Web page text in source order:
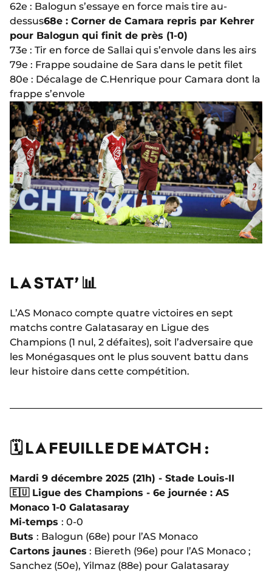
62e : Balogun s’essaye en force mais tire au-
dessus68e : Corner de Camara repris par Kehrer
pour Balogun qui finit de près (1-0)
73e : Tir en force de Sallai qui s’envole dans les airs
79e : Frappe soudaine de Sara dans le petit filet
80e : Décalage de C.Henrique pour Camara dont la
frappe s’envole
LA STAT’ 📊
L’AS Monaco compte quatre victoires en sept
matchs contre Galatasaray en Ligue des
Champions (1 nul, 2 défaites), soit l’adversaire que
les Monégasques ont le plus souvent battu dans
leur histoire dans cette compétition.
🗓️ LA FEUILLE DE MATCH :
Mardi 9 décembre 2025 (21h) - Stade Louis-II
🇪🇺 Ligue des Champions - 6e journée : AS
Monaco 1-0 Galatasaray
Mi-temps : 0-0
Buts : Balogun (68e) pour l’AS Monaco
Cartons jaunes : Biereth (96e) pour l’AS Monaco ;
Sanchez (50e), Yilmaz (88e) pour Galatasaray